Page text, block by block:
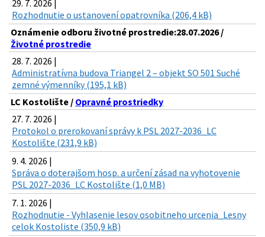
29. 7. 2026 |
Rozhodnutie o ustanovení opatrovníka (206,4 kB)
Oznámenie odboru životné prostredie:28.07.2026 /
Životné prostredie
28. 7. 2026 |
Administratívna budova Triangel 2 – objekt SO 501 Suché
zemné výmenníky (195,1 kB)
LC Kostolište / Opravné prostriedky
27. 7. 2026 |
Protokol o prerokovaní správy k PSL 2027-2036_LC
Kostolište (231,9 kB)
9. 4. 2026 |
Správa o doterajšom hosp. a určení zásad na vyhotovenie
PSL 2027-2036_LC Kostolište (1,0 MB)
7. 1. 2026 |
Rozhodnutie - Vyhlasenie lesov osobitneho urcenia_Lesny
celok Kostoliste (350,9 kB)